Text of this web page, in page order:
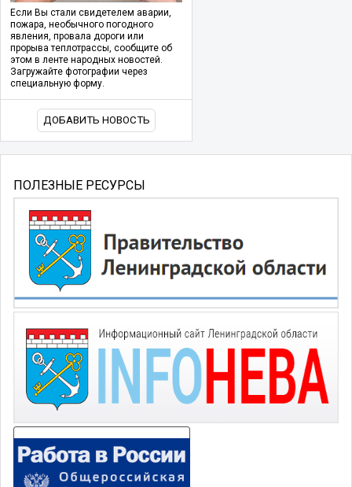
Если Вы стали свидетелем аварии,
пожара, необычного погодного
явления, провала дороги или
прорыва теплотрассы, сообщите об
этом в ленте народных новостей.
Загружайте фотографии через
специальную форму.
ДОБАВИТЬ НОВОСТЬ
ПОЛЕЗНЫЕ РЕСУРСЫ